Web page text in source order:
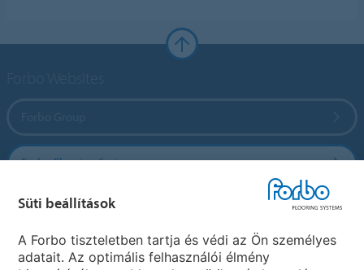
Forbo Flooring Systems
Forbo Movement Systems
Süti beállítások
A Forbo tiszteletben tartja és védi az Ön személyes
adatait. Az optimális felhasználói élmény